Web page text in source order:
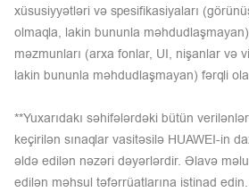
xüsusiyyətləri və spesifikasiyaları
olmaqla, lakin bununla
məzmunları (arxa fonlar, UI, nişanlar və
lakin bununla məhdudlaşmayan) fərqli
**Yuxarıdakı səhifələrdəki bütün
keçirilən sınaqlar vasitəsilə HUAWEI-in
əldə edilən nəzəri dəyərlərdir. Əlavə
edilən məhsul təfərrüatlarına istinad